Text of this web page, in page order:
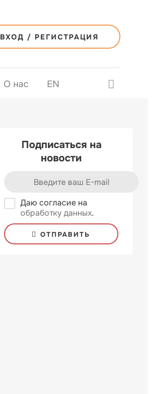
ВХОД / РЕГИСТРАЦИЯ
О нас EN
Подписаться на
новости
Даю согласие на
обработку данных.
ОТПРАВИТЬ